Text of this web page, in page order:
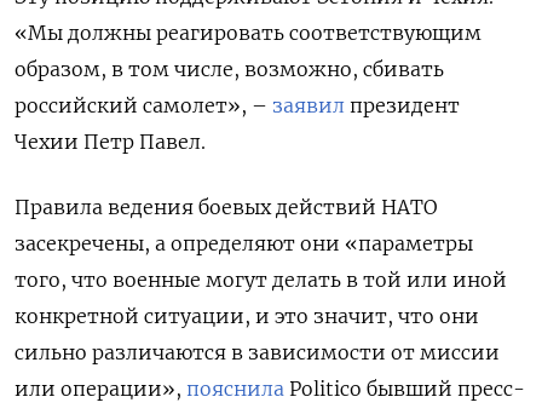
«Мы должны реагировать соответствующим
образом, в том числе, возможно, сбивать
российский самолет», – заявил президент
Чехии Петр Павел.
Правила ведения боевых действий НАТО
засекречены, а определяют они «параметры
того, что военные могут делать в той или иной
конкретной ситуации, и это значит, что они
сильно различаются в зависимости от миссии
или операции», пояснила Politico бывший пресс-